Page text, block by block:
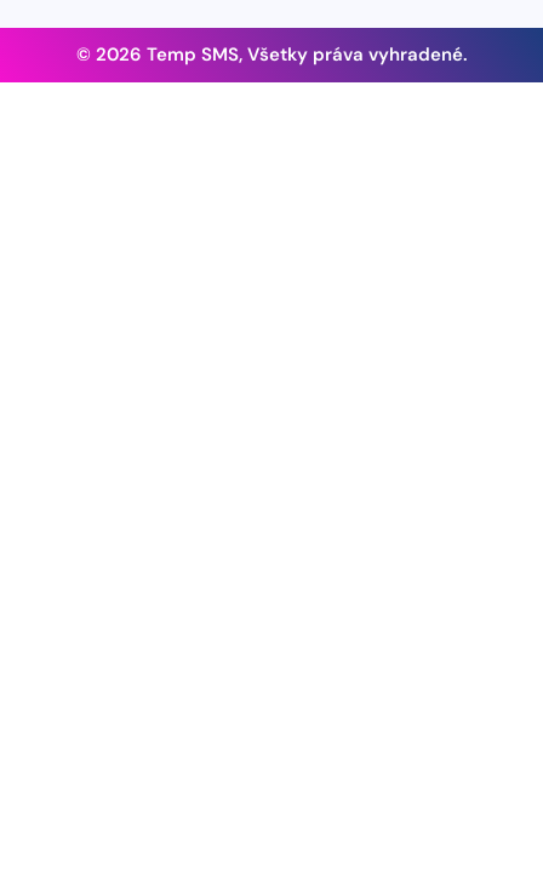
© 2026 Temp SMS, Všetky práva vyhradené.